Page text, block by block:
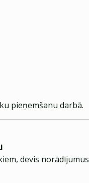
pieņemšanu darbā.
devis norādījumus